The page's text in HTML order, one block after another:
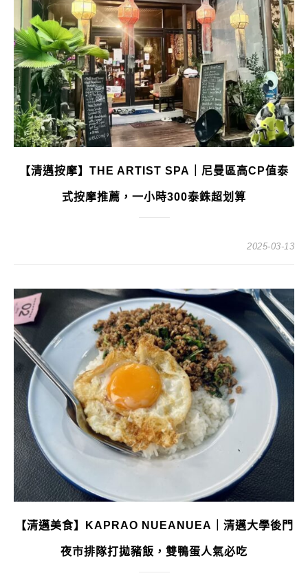
【清邁按摩】THE ARTIST SPA｜尼曼區高CP值泰
式按摩推薦，一小時300泰銖超划算
2025-03-13
【清邁美食】KAPRAO NUEANUEA｜清邁大學後門
夜市排隊打拋豬飯，雙鴨蛋人氣必吃